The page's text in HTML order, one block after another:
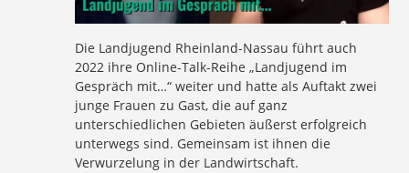
Die Landjugend Rheinland-Nassau führt auch
2022 ihre Online-Talk-Reihe „Landjugend im
Gespräch mit…“ weiter und hatte als Auftakt zwei
junge Frauen zu Gast, die auf ganz
unterschiedlichen Gebieten äußerst erfolgreich
unterwegs sind. Gemeinsam ist ihnen die
Verwurzelung in der Landwirtschaft.